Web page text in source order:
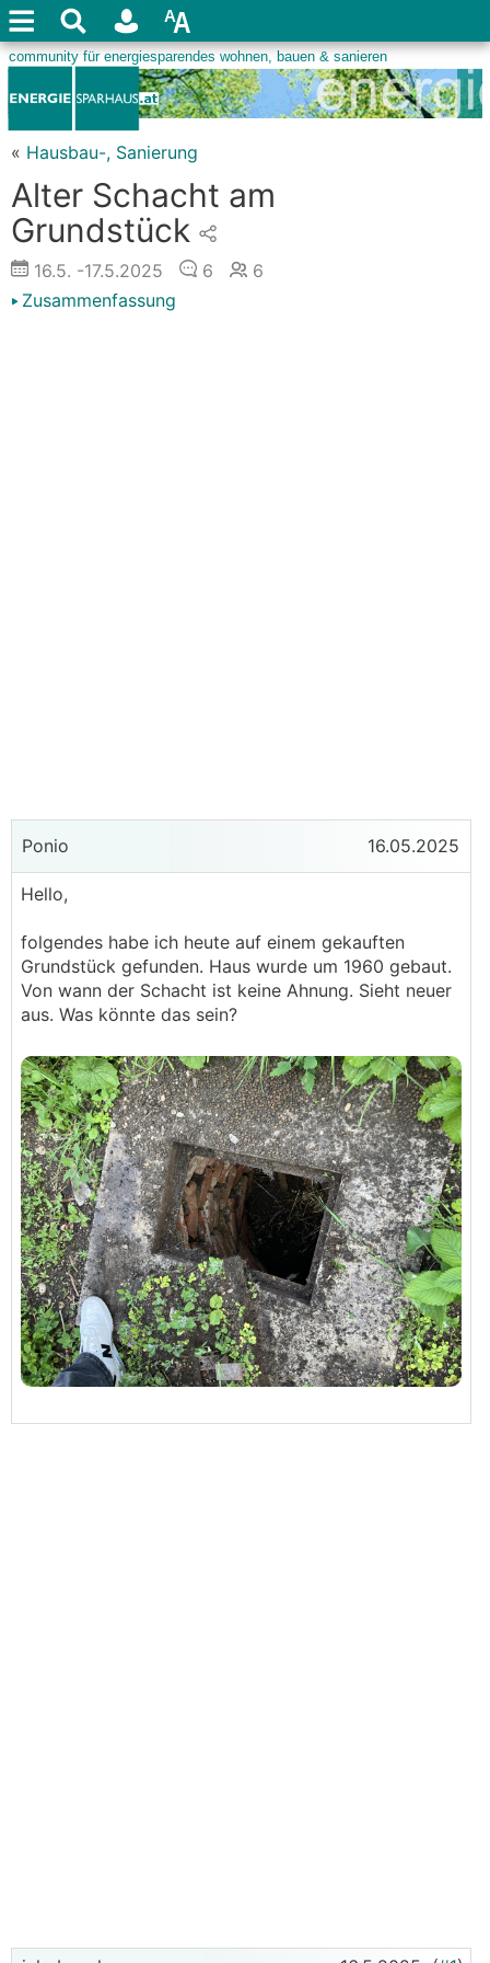
« Hausbau-, Sanierung
Alter Schacht am
Grundstück
16.5. -17.5.2025 6
6
Zusammenfassung
Ponio 16.05.2025
Hello,
folgendes habe ich heute auf einem gekauften
Grundstück gefunden. Haus wurde um 1960 gebaut.
Von wann der Schacht ist keine Ahnung. Sieht neuer
aus. Was könnte das sein?